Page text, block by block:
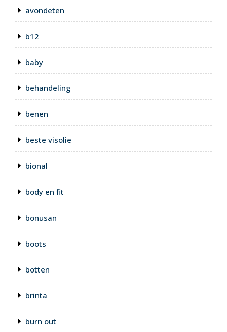
avondeten
b12
baby
behandeling
benen
beste visolie
bional
body en fit
bonusan
boots
botten
brinta
burn out